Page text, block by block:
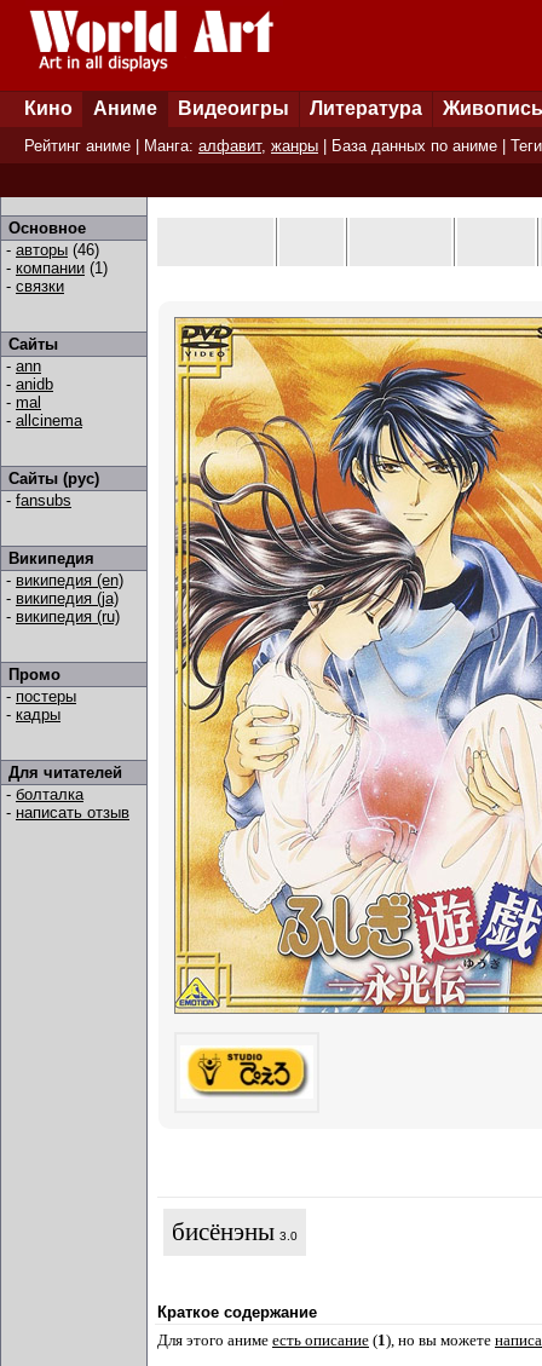
Кино Аниме Видеоигры Литература Живопись
Рейтинг аниме | Манга: алфавит, жанры База данных по аниме Теги
Основное
- авторы (46)
- компании (1)
- связки
Сайты
- ann
- anidb
- mal
- allcinema
Сайты (рус)
- fansubs
Википедия
- википедия (en)
- википедия (ja)
- википедия (ru)
Промо
- постеры
- кадры
Для читателей
- болталка
- написать отзыв
бисёнэны 3.0
Краткое содержание
Для этого аниме есть описание (1), но вы можете